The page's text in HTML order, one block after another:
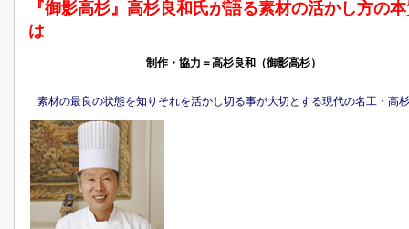
『御影高杉』高杉良和氏が語る素材の活かし方の
は
制作・協力＝高杉良和（御影高杉）
素材の最良の状態を知りそれを活かし切る事が大切とする現代の名工・高